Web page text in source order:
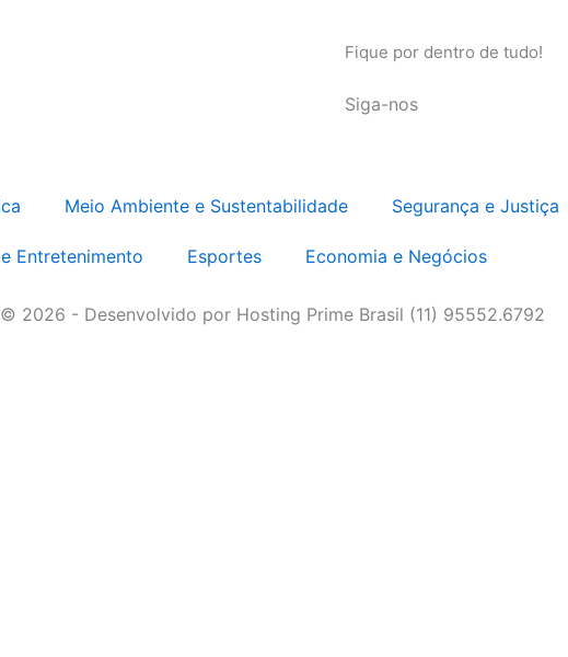
Fique por dentro de tudo!
Siga-nos
Meio Ambiente e Sustentabilidade Segurança e Justiça
Entretenimento Esportes Economia e Negócios
2026 - Desenvolvido por Hosting Prime Brasil (11) 95552.6792